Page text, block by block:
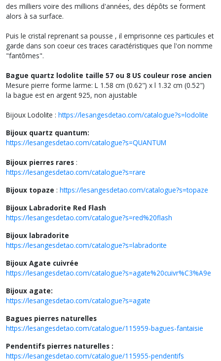
des milliers voire des millions d'années, des dépôts se forment
alors à sa surface.
Puis le cristal reprenant sa pousse , il emprisonne ces particules et
garde dans son coeur ces traces caractéristiques que l'on nomme
"fantômes".
Bague quartz lodolite taille 57 ou 8 US couleur rose ancien
Mesure pierre forme larme: L 1.58 cm (0.62") x l 1.32 cm (0.52")
la bague est en argent 925, non ajustable
Bijoux Lodolite : https://lesangesdetao.com/catalogue?s=lodolite
Bijoux quartz quantum:
https://lesangesdetao.com/catalogue?s=QUANTUM
Bijoux pierres rares :
https://lesangesdetao.com/catalogue?s=rare
Bijoux topaze : https://lesangesdetao.com/catalogue?s=topaze
Bijoux Labradorite Red Flash
https://lesangesdetao.com/catalogue?s=red%20flash
Bijoux labradorite
https://lesangesdetao.com/catalogue?s=labradorite
Bijoux Agate cuivrée
https://lesangesdetao.com/catalogue?s=agate%20cuivr%C3%A9e
Bijoux agate:
https://lesangesdetao.com/catalogue?s=agate
Bagues pierres naturelles
https://lesangesdetao.com/catalogue/115959-bagues-fantaisie
Pendentifs pierres naturelles :
https://lesangesdetao.com/catalogue/115955-pendentifs